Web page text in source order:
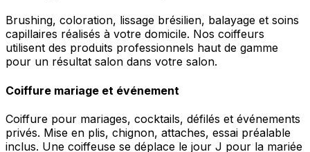
Brushing, coloration, lissage brésilien, balayage et soins
capillaires réalisés à votre domicile. Nos coiffeurs
utilisent des produits professionnels haut de gamme
pour un résultat salon dans votre salon.
Coiffure mariage et événement
Coiffure pour mariages, cocktails, défilés et événements
privés. Mise en plis, chignon, attaches, essai préalable
inclus. Une coiffeuse se déplace le jour J pour la mariée